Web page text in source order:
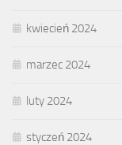
kwiecień 2024
marzec 2024
luty 2024
styczeń 2024